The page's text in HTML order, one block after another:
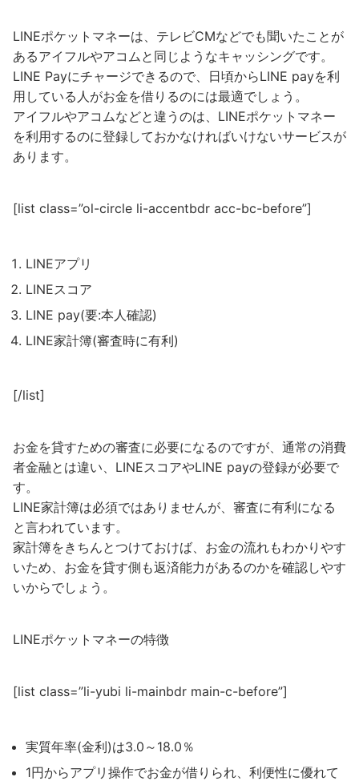
LINEポケットマネーは、テレビCMなどでも聞いたことが
あるアイフルやアコムと同じようなキャッシングです。
LINE Payにチャージできるので、日頃からLINE payを利
用している人がお金を借りるのには最適でしょう。
アイフルやアコムなどと違うのは、LINEポケットマネー
を利用するのに登録しておかなければいけないサービスが
あります。
[list class=”ol-circle li-accentbdr acc-bc-before”]
LINEアプリ
LINEスコア
LINE pay(要:本人確認)
LINE家計簿(審査時に有利)
[/list]
お金を貸すための審査に必要になるのですが、通常の消費
者金融とは違い、LINEスコアやLINE payの登録が必要で
す。
LINE家計簿は必須ではありませんが、審査に有利になる
と言われています。
家計簿をきちんとつけておけば、お金の流れもわかりやす
いため、お金を貸す側も返済能力があるのかを確認しやす
いからでしょう。
LINEポケットマネーの特徴
[list class=”li-yubi li-mainbdr main-c-before”]
実質年率(金利)は3.0～18.0％
1円からアプリ操作でお金が借りられ、利便性に優れて